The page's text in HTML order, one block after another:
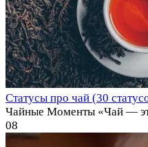
Статусы про чай (30
Чайные Моменты «Чай —
08